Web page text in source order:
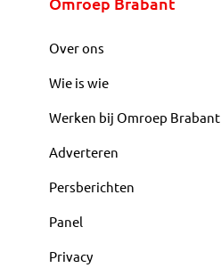
Over ons
Wie is wie
Werken bij Omroep Brabant
Adverteren
Persberichten
Panel
Privacy